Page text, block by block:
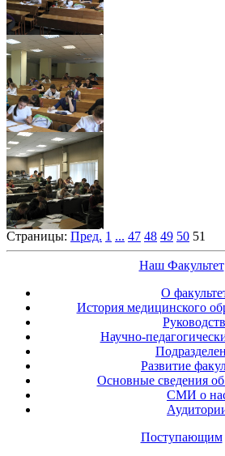
Страницы: Пред. 1 ... 47 48 49 50 51
Наш Факультет
О
История медицинского
Научно-
Развитие
Основные сведения
СМИ о
Поступающим